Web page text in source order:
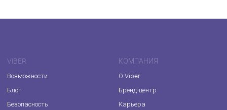
VIBER
Возможности
Блог
Безопасность
КОМПАНИЯ
О Viber
Бренд-центр
Карьера